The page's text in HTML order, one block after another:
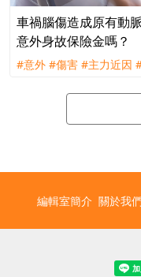
車禍腦傷造成原有動
意外身故保險金嗎？
#意外 #傷害 #主力近因
編輯室簡介 關於我們